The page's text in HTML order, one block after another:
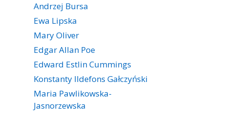
Andrzej Bursa
Ewa Lipska
Mary Oliver
Edgar Allan Poe
Edward Estlin Cummings
Konstanty Ildefons Gałczyński
Maria Pawlikowska-
Jasnorzewska